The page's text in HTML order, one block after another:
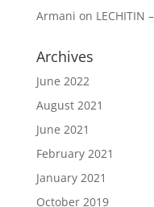
Armani on LECHITIN
Archives
June 2022
August 2021
June 2021
February 2021
January 2021
October 2019